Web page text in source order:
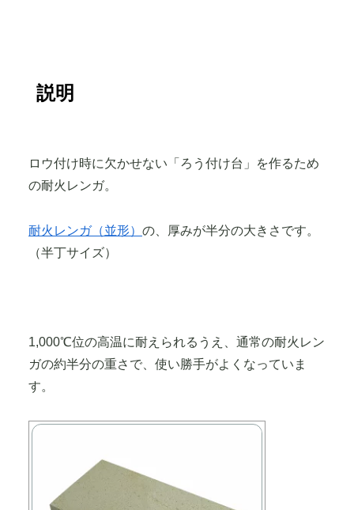
説明
ロウ付け時に欠かせない「ろう付け台」を作るため
の耐火レンガ。
耐火レンガ（並形） の、厚みが半分の大きさです。
（半丁サイズ）
1,000℃位の高温に耐えられるうえ、通常の耐火レン
ガの約半分の重さで、使い勝手がよくなっていま
す。